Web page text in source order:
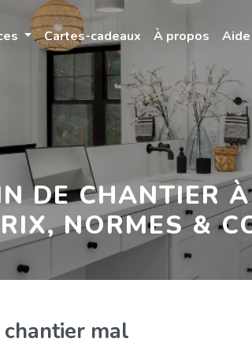
Installez l'app Ménage Parfait pour un
Installer
Cartes-cadeaux À propos Aide
DE CHANTIER
NORMES &